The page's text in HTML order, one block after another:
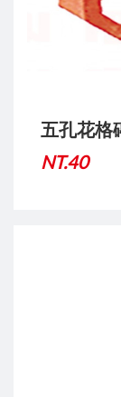
五孔花格
NT.40